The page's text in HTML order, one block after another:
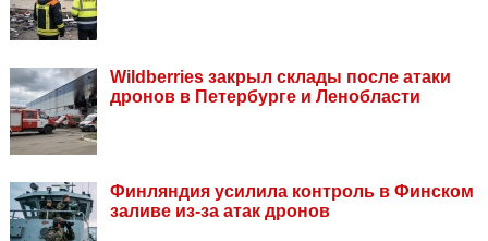
Wildberries закрыл склады после атаки
дронов в Петербурге и Ленобласти
Финляндия усилила контроль в Финском
заливе из-за атак дронов